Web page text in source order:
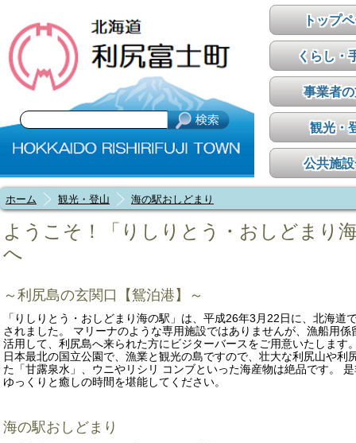
トップ
くらし・
事業者
観光・
公共施
ホーム 観光・登山 海の駅おしどまり
ようこそ！「りしりとう・おしどまり
へ
～利尻島の玄関口【鴛泊港】～
「りしりとう・おしどまり海の駅」は、平成26年3月22日に、北海道
されました。 マリーナのような専用施設ではありませんが、漁船用係
活用して、利尻島へ来られた方にビジターバースをご用意いたします
日本最北の国立公園で、漁業と観光の島ですので、壮大な利尻山や利
た「甘露泉水」、ウニやリシリ コンブといった海産物は絶品です。
ゆっくりと癒しの時間を堪能してください。
海の駅おしどまり